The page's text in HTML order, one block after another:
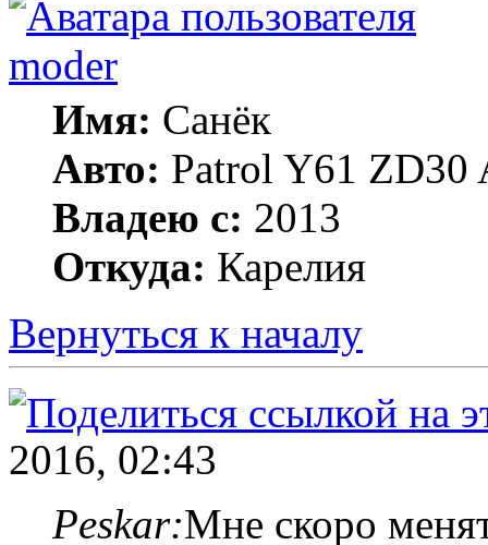
moder
Имя: Санёк
Авто: Patrol Y61 ZD30
Владею с: 2013
Откуда: Карелия
Вернуться к началу
2016, 02:43
Peskar:Мне скоро